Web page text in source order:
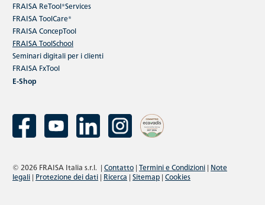
FRAISA ReTool®Services
FRAISA ToolCare®
FRAISA ConcepTool
FRAISA ToolSchool
Seminari digitali per i clienti
FRAISA FxTool
E-Shop
© 2026 FRAISA Italia s.r.l. | Contatto | Termini e Condizioni | Note
legali | Protezione dei dati | Ricerca | Sitemap | Cookies